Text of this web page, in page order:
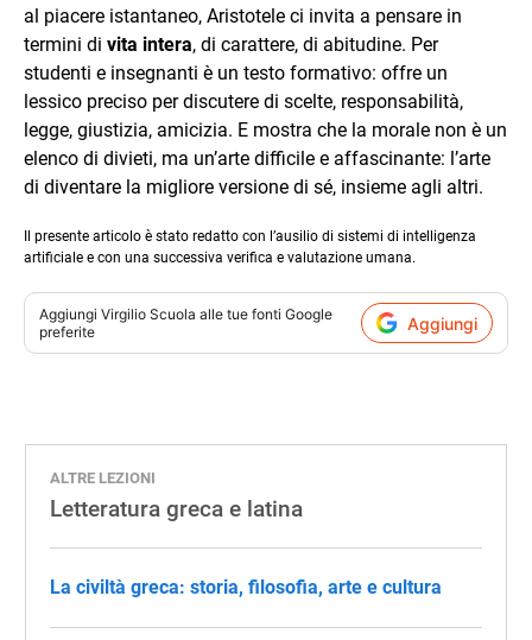
al piacere istantaneo, Aristotele ci invita a pensare in
termini di vita intera, di carattere, di abitudine. Per
studenti e insegnanti è un testo formativo: offre un
lessico preciso per discutere di scelte, responsabilità,
legge, giustizia, amicizia. E mostra che la morale non è un
elenco di divieti, ma un’arte difficile e affascinante: l’arte
di diventare la migliore versione di sé, insieme agli altri.
Il presente articolo è stato redatto con l’ausilio di sistemi di intelligenza
artificiale e con una successiva verifica e valutazione umana.
Aggiungi Virgilio Scuola alle tue fonti Google
preferite
Aggiungi
ALTRE LEZIONI
Letteratura greca e latina
La civiltà greca: storia, filosofia, arte e cultura